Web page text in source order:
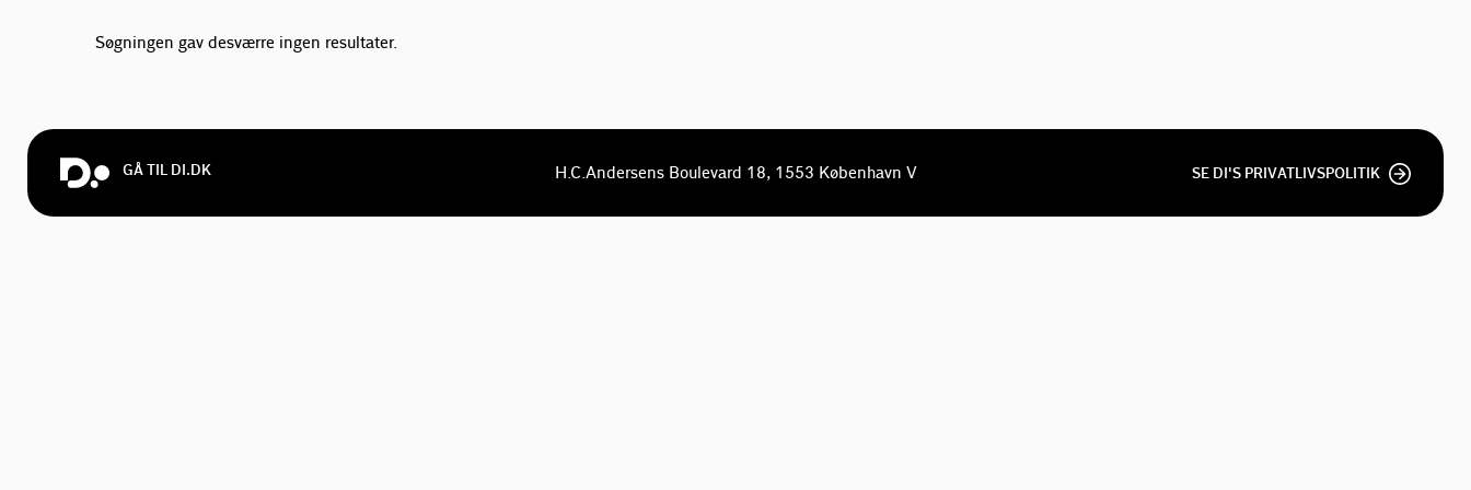
Søgningen gav desværre ingen resultater.
GÅ TIL DI.DK H.C.Andersens Boulevard 18, 1553 København V SE DI'S PRIVATLIVSPOLITIK